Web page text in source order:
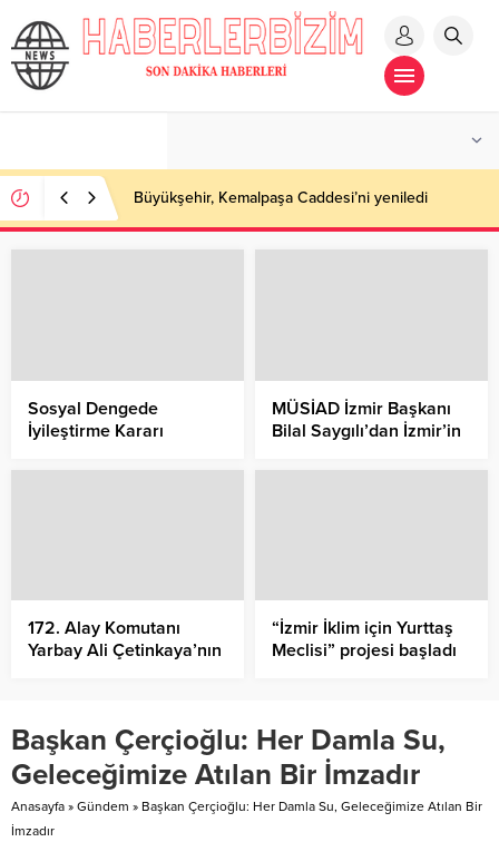
Büyükşehir, Kemalpaşa Caddesi’ni yeniledi
Sosyal Dengede
İyileştirme Kararı
MÜSİAD İzmir Başkanı
Bilal Saygılı’dan İzmir’in
172. Alay Komutanı
Yarbay Ali Çetinkaya’nın
Meydanı’nda çelenk
koyma töreni ardından
Alibey (Cunda)
Adası’nda Ali Çetinkaya
büstüne çiçek bırakıldı
“İzmir İklim için Yurttaş
Meclisi” projesi başladı
Başkan Çerçioğlu: Her Damla Su,
Geleceğimize Atılan Bir İmzadır
Anasayfa » Gündem » Başkan Çerçioğlu: Her Damla Su, Geleceğimize Atılan Bir
İmzadır